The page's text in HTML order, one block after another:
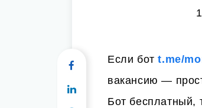
Если ботt.me/
вакансию —
Бот бесплатный,